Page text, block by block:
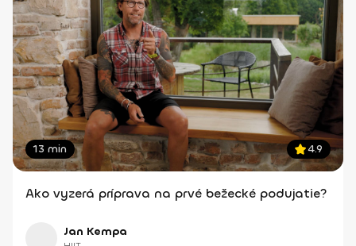
13 min 4.9
Ako vyzerá príprava na prvé bežecké podujatie?
Jan Kempa